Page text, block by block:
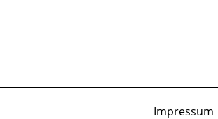
Impressum